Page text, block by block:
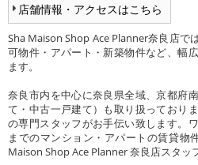
店舗情報・アクセスはこちら
Sha Maison Shop Ace Planner奈良店で
可物件・アパート・新築物件など、幅
ます。
奈良市内を中心に奈良県全域、京都府
て・中古一戸建て）も取り扱っており
の専門スタッフがお手伝い致します。
までのマンション・アパートの賃貸物
Maison Shop Ace Planner 奈良店スタッ